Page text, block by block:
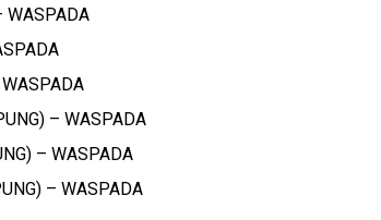
WASPADA
– WASPADA
– WASPADA
– WASPADA